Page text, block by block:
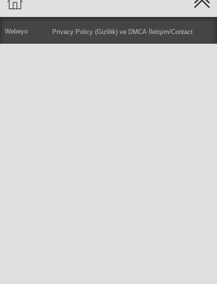
Webeyo Privacy Policy (Gizlilik) ve DMCA İletişim/Contact